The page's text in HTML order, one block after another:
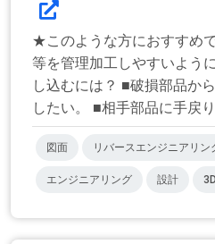
★このような方におすすめ
等を管理加工しやすいよう
し込むには？ ■破損部品か
したい。 ■相手部品に手戻
図面 リバースエンジニアリン
エンジニアリング 設計